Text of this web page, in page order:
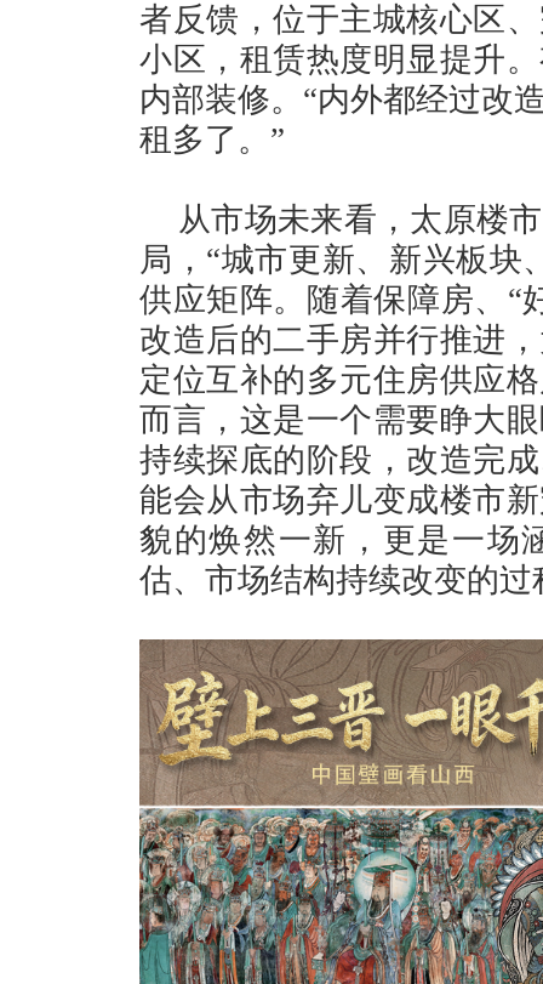
者反馈，位于主城核心区
小区，租赁热度明显提升
内部装修。“内外都经过改
租多了。”
从市场未来看，太原楼
局，“城市更新、新兴板块
供应矩阵。随着保障房、“
改造后的二手房并行推进
定位互补的多元住房供应
而言，这是一个需要睁大
持续探底的阶段，改造完
能会从市场弃儿变成楼市
貌的焕然一新，更是一场
估、市场结构持续改变的过